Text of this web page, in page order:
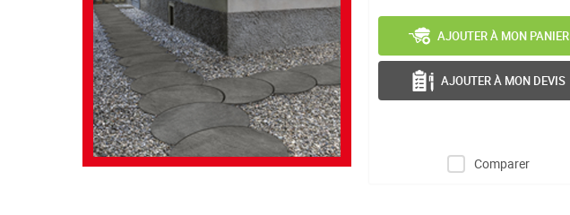
Comparer
AJOUTER À MON PANIER
AJOUTER À MON DEVIS